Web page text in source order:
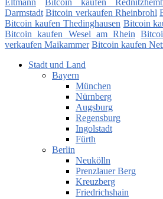
Eltmann
Bitcoin kaufen
Darmstadt Bitcoin verkaufen Rheinbrohl
Bitcoin kaufen Thedinghausen Bitcoin
Bitcoin kaufen Wesel am Rhein
verkaufen Maikammer Bitcoin kaufen
Stadt und Land
Bayern
München
Nürnberg
Augsburg
Regensburg
Ingolstadt
Fürth
Berlin
Neukölln
Prenzlauer Berg
Kreuzberg
Friedrichshain